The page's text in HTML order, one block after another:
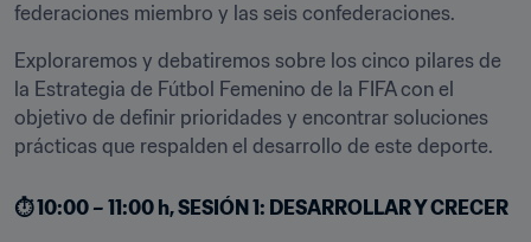
federaciones miembro y las seis confederaciones.
Exploraremos y debatiremos sobre los cinco pilares de
la Estrategia de Fútbol Femenino de la FIFA con el
objetivo de definir prioridades y encontrar soluciones
prácticas que respalden el desarrollo de este deporte.
⏱️ 10:00 – 11:00 h, SESIÓN 1: DESARROLLAR Y CRECER